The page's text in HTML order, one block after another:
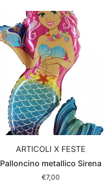
ARTICOLI X FESTE
Palloncino metallico Sirena
€7,00